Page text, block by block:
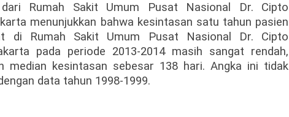
dari Rumah Sakit Umum Pusat Nasional Dr. Cipto
menunjukkan bahwa kesintasan satu tahun pasien
di Rumah Sakit Umum Pusat Nasional Dr. Cipto
pada periode 2013-2014 masih sangat rendah,
median kesintasan sebesar 138 hari. Angka ini tidak
data tahun 1998-1999.